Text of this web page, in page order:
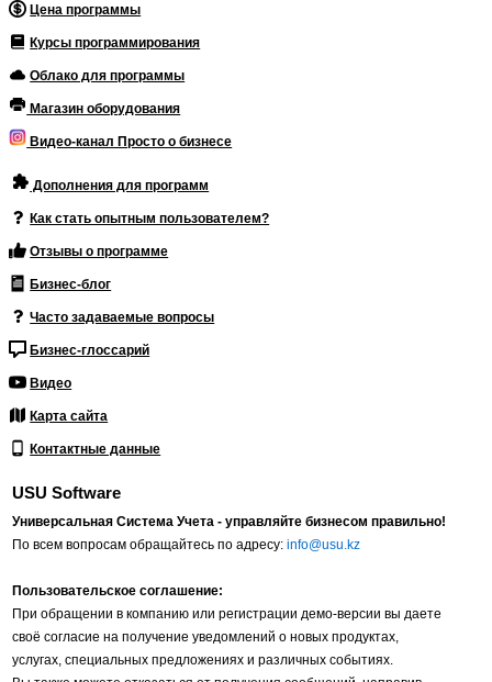
Цена программы
Курсы программирования
Облако для программы
Магазин оборудования
Видео-канал Просто о бизнесе
Дополнения для программ
Как стать опытным пользователем?
Отзывы о программе
Бизнес-блог
Часто задаваемые вопросы
Бизнес-глоссарий
Видео
Карта сайта
Контактные данные
USU Software
Универсальная Система Учета - управляйте бизнесом правильно!
По всем вопросам обращайтесь по адресу:info@usu.kz
Пользовательское соглашение:
При обращении в компанию или регистрации демо-версии вы даете
своё согласие на получение уведомлений о новых продуктах,
услугах, специальных предложениях и различных событиях.